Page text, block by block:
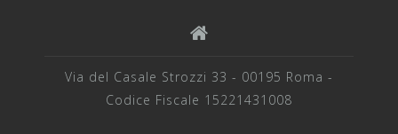
Via del Casale Strozzi 33 - 00195 Roma -
Codice Fiscale 15221431008